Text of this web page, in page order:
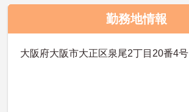
勤務地情報
大阪府大阪市大正区泉尾2丁目20番4号